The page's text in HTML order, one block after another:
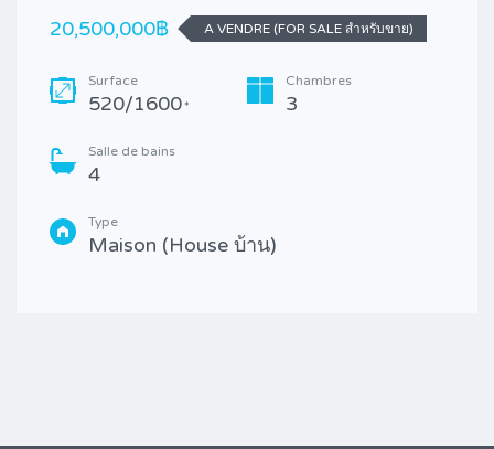
20,500,000฿
A VENDRE (FOR SALE สำหรับขาย)
Surface
520/1600 *
Chambres
3
Salle de bains
4
Type
Maison (House บ้าน)